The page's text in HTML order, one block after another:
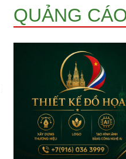
QUẢNG